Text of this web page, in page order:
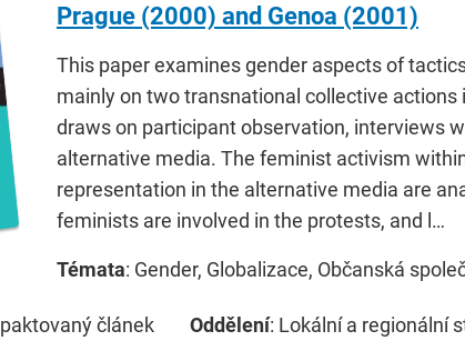
Prague (2000) and Genoa (2001)
This paper examines gender aspects of
mainly on two transnational collective actions
draws on participant observation, interviews
alternative media. The feminist activism
representation in the alternative media are
feminists are involved in the protests, and l…
Témata: Gender, Globalizace, Občanská
článek Oddělení: Lokální a regionální